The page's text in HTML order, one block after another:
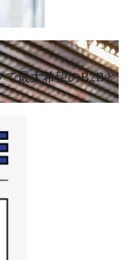
最大希望のB2Bと